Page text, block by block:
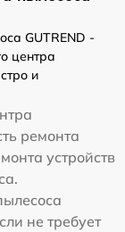
GUTREND -
центра
и
ремонта
устройств
не требует